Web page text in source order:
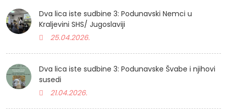
Dva lica iste sudbine 3: Podunavski Nemci u
Kraljevini SHS/ Jugoslaviji
25.04.2026.
Dva lica iste sudbine 3: Podunavske Švabe i njihovi
susedi
21.04.2026.